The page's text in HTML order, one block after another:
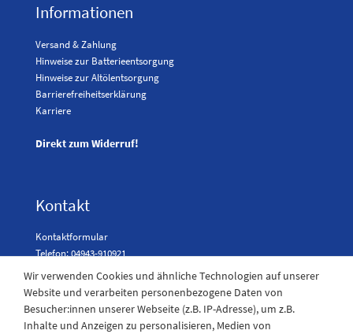
Informationen
Versand & Zahlung
Hinweise zur Batterieentsorgung
Hinweise zur Altölentsorgung
Barrierefreiheitserklärung
Karriere
Direkt zum Widerruf!
Kontakt
Kontaktformular
Telefon: 04943-910921
Laden Öffnungszeiten
Wir verwenden Cookies und ähnliche Technologien auf unserer
Website und verarbeiten personenbezogene Daten von
Besucher:innen unserer Webseite (z.B. IP-Adresse), um z.B.
Inhalte und Anzeigen zu personalisieren, Medien von